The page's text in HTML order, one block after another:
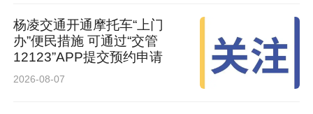
杨凌交通开通摩托车“上门
办”便民措施 可通过“交管
12123”APP提交预约申请
2026-08-07